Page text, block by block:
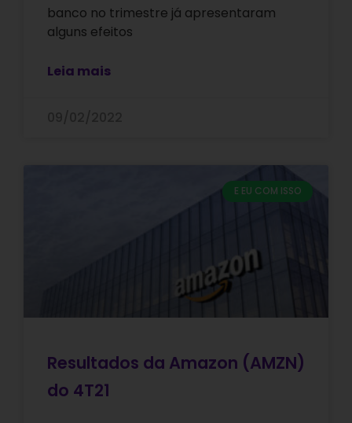
banco no trimestre já apresentaram
alguns efeitos
Leia mais
E EU COM ISSO
Resultados da Amazon (AMZN)
do 4T21